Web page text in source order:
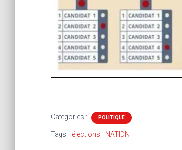
Catégories : POLITIQUE
Tags: élections NATION